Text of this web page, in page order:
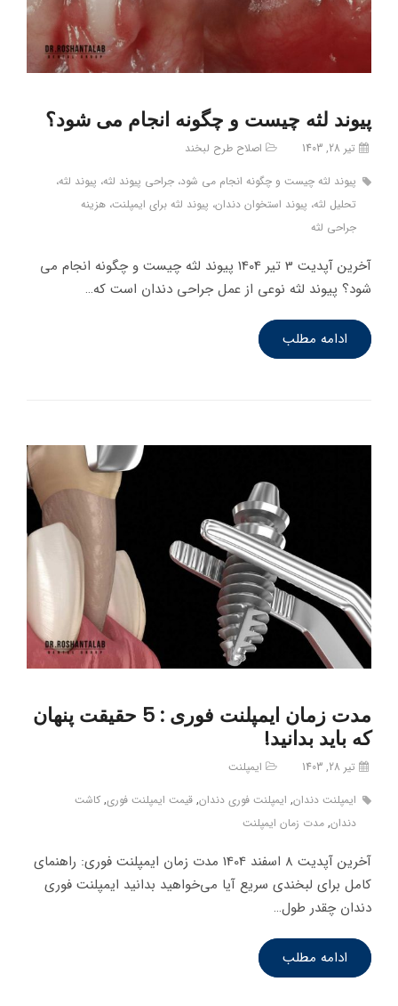
پیوند لثه چیست و چگونه انجام می شود؟
تیر 28, 1403
اصلاح طرح لبخند
پیوند لثه چیست و چگونه انجام می شود، جراحی پیوند لثه، پیوند لثه،
تحلیل لثه، پیوند استخوان دندان، پیوند لثه برای ایمپلنت، هزینه
جراحی لثه
آخرین آپدیت 3 تیر 1404 پیوند لثه چیست و چگونه انجام می
شود؟ پیوند لثه نوعی از عمل جراحی دندان است که…
ادامه مطلب
مدت زمان ایمپلنت فوری : 5 حقیقت پنهان
که باید بدانید!
تیر 28, 1403
ایمپلنت
ایمپلنت دندان, ایمپلنت فوری دندان, قیمت ایمپلنت فوری, کاشت
دندان, مدت زمان ایمپلنت
آخرین آپدیت 8 اسفند 1404 مدت زمان ایمپلنت فوری: راهنمای
کامل برای لبخندی سریع آیا می‌خواهید بدانید ایمپلنت فوری
دندان چقدر طول…
ادامه مطلب